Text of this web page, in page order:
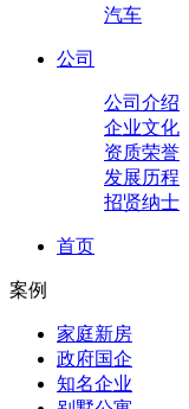
汽车
公司
公司介绍
企业文化
资质荣誉
发展历程
招贤纳士
首页
案例
家庭新房
政府国企
知名企业